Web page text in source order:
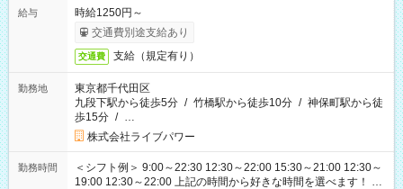
給与
時給1250円～
交通費別途支給あり
交通費 支給（規定有り）
勤務地
東京都千代田区
九段下駅から徒歩5分 / 竹橋駅から徒歩10分 / 神保町駅から徒
歩15分 / …
株式会社ライブパワー
勤務時間
＜シフト例＞ 9:00～22:30 12:30～22:00 15:30～21:00 12:30～
19:00 12:30～22:00 上記の時間から好きな時間を選べます！ ※